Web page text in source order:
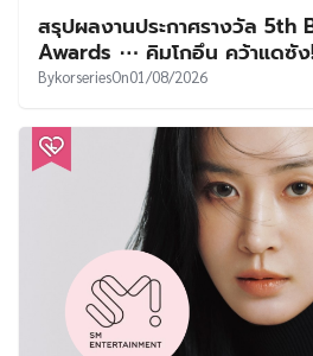
สรุปผลงานประกาศรางวัล 5th
Awards ⋯ คิมโกอึน คว้าแดซั
BykorseriesOn01/08/2026